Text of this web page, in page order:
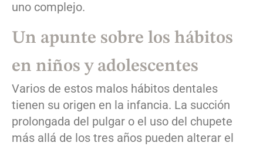
uno complejo.
Un apunte sobre los hábitos
en niños y adolescentes
Varios de estos malos hábitos dentales
tienen su origen en la infancia. La succión
prolongada del pulgar o el uso del chupete
más allá de los tres años pueden alterar el